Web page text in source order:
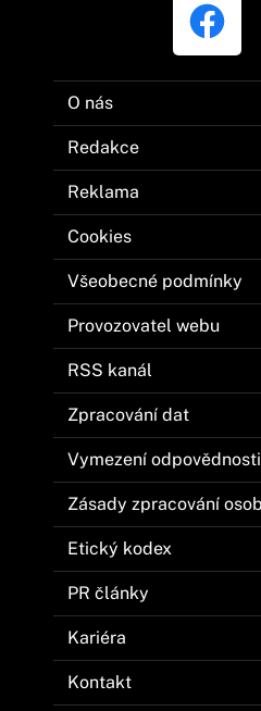
O nás
Redakce
Reklama
Cookies
Všeobecné podmínky
Provozovatel webu
RSS kanál
Zpracování dat
Vymezení odpovědnosti
Zásady zpracování
Etický kodex
PR články
Kariéra
Kontakt